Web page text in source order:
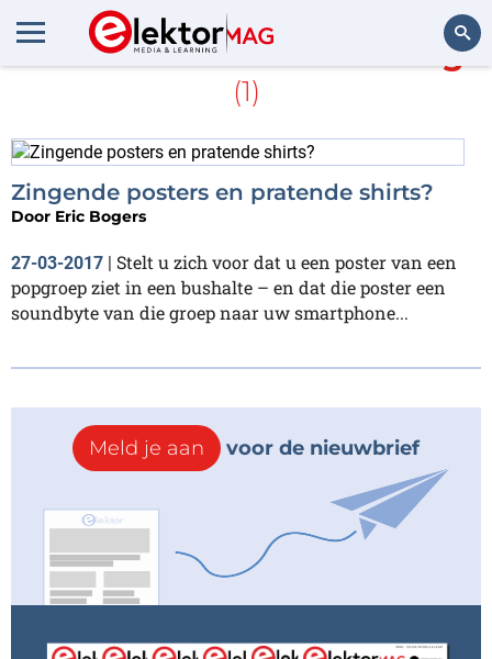
Meer overBackscattering
(1)
Zingende posters en pratende shirts?
Door Eric Bogers
27-03-2017 | Stelt u zich voor dat u een poster van een
popgroep ziet in een bushalte – en dat die poster een
soundbyte van die groep naar uw smartphone...
Meld je aan voor de nieuwbrief